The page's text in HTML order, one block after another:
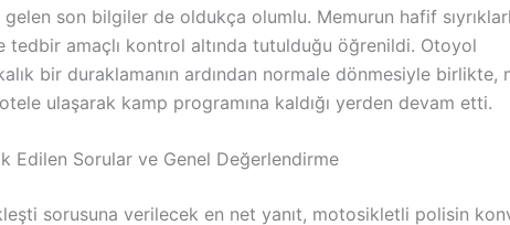
gelen son bilgiler de oldukça olumlu. Memurun hafif
tedbir amaçlı kontrol altında tutulduğu öğrenildi. Otoyol
bir duraklamanın ardından normale dönmesiyle birlikte,
ulaşarak kamp programına kaldığı yerden devam etti.
Edilen Sorular ve Genel Değerlendirme
sorusuna verilecek en net yanıt, motosikletli polisin